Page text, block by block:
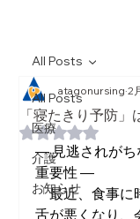
All Posts
医療
介護
お知らせ
All Posts
「寝たきり予防」
atagonursing 2
5つ星のうち
― 見逃されがち
重要性 ―
「最近、食事に
舌が悪くなり、